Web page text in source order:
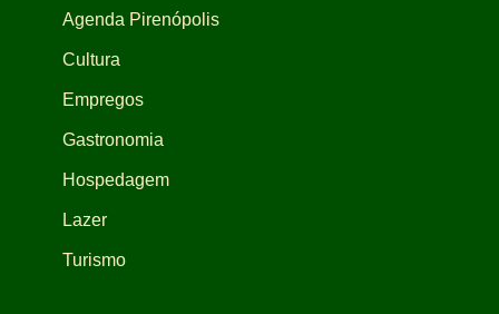
Agenda Pirenópolis
Cultura
Empregos
Gastronomia
Hospedagem
Lazer
Turismo